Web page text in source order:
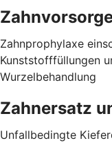
Zahnprophylaxe
Kunststofffüllungen
Wurzelbehandlung
Zahnersatz
Unfallbedingte